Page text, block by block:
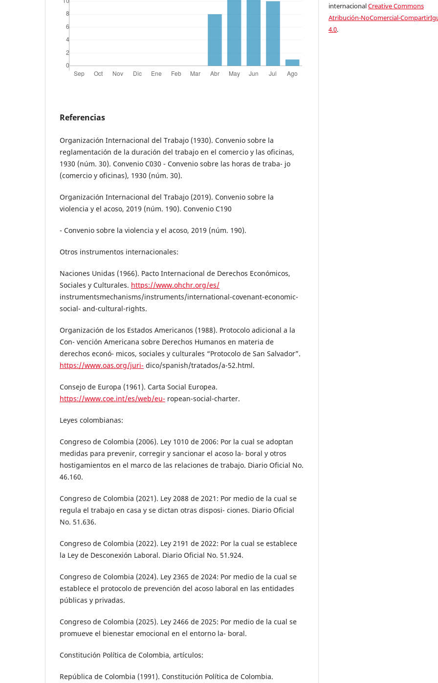
Referencias
Organización Internacional del Trabajo (1930). Convenio sobre la
reglamentación de la duración del trabajo en el comercio y las oficinas,
1930 (núm. 30). Convenio C030 - Convenio sobre las horas de traba- jo
(comercio y oficinas), 1930 (núm. 30).
Organización Internacional del Trabajo (2019). Convenio sobre la
violencia y el acoso, 2019 (núm. 190). Convenio C190
- Convenio sobre la violencia y el acoso, 2019 (núm. 190).
Otros instrumentos internacionales:
Naciones Unidas (1966). Pacto Internacional de Derechos Económicos,
Sociales y Culturales. https://www.ohchr.org/es/
instrumentsmechanisms/instruments/international-covenant-economic-
social- and-cultural-rights.
Organización de los Estados Americanos (1988). Protocolo adicional a la
Con- vención Americana sobre Derechos Humanos en materia de
derechos econó- micos, sociales y culturales “Protocolo de San Salvador”.
https://www.oas.org/juri- dico/spanish/tratados/a-52.html.
Consejo de Europa (1961). Carta Social Europea.
https://www.coe.int/es/web/eu- ropean-social-charter.
Leyes colombianas:
Congreso de Colombia (2006). Ley 1010 de 2006: Por la cual se adoptan
medidas para prevenir, corregir y sancionar el acoso la- boral y otros
hostigamientos en el marco de las relaciones de trabajo. Diario Oficial No.
46.160.
Congreso de Colombia (2021). Ley 2088 de 2021: Por medio de la cual se
regula el trabajo en casa y se dictan otras disposi- ciones. Diario Oficial
No. 51.636.
Congreso de Colombia (2022). Ley 2191 de 2022: Por la cual se establece
la Ley de Desconexión Laboral. Diario Oficial No. 51.924.
Congreso de Colombia (2024). Ley 2365 de 2024: Por medio de la cual se
establece el protocolo de prevención del acoso laboral en las entidades
públicas y privadas.
Congreso de Colombia (2025). Ley 2466 de 2025: Por medio de la cual se
promueve el bienestar emocional en el entorno la- boral.
Constitución Política de Colombia, artículos:
República de Colombia (1991). Constitución Política de Colombia.
internacionalCreative Commons
Atribución-NoComercial-
4.0.